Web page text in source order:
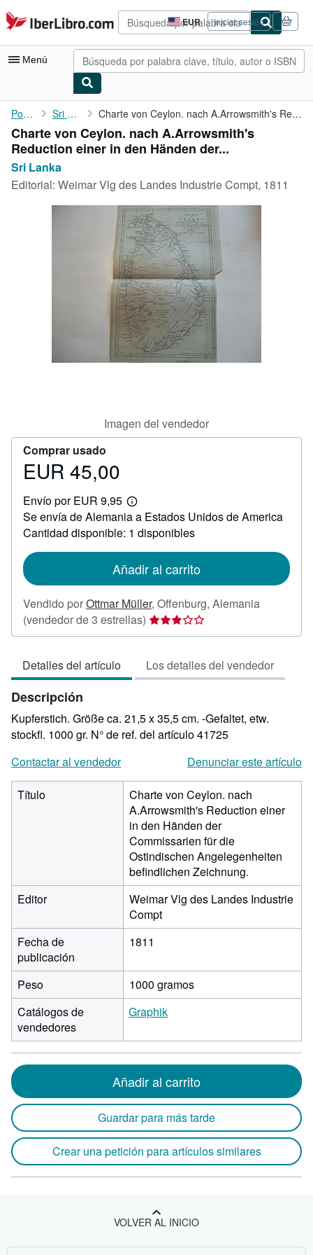
Pasar al contenido principal
IberLibro.com EUR
Preferencias
de
compra
del
Iniciar sesión
Menú
Mi cuenta
Consultar mis pedidos
Búsqueda avanzada
Colecciones
CERRAR
Portada Sri Lanka Charte von Ceylon. nach A.Arrowsmith's Reduction einer in den ...
Charte von Ceylon. nach A.Arrowsmith's
Reduction einer in den Händen der...
Sri Lanka
Editorial: Weimar Vlg des Landes Industrie Compt, 1811
Imagen del vendedor
Comprar usado
Precio
45,00
EUR 45,00
Envío por EUR 9,95
Más
información
sobre
las
envío
Se envía de Alemania a Estados Unidos de America
Cantidad disponible: 1 disponibles
Añadir al carrito
Vendido porOttmar Müller, Offenburg, Alemania
(vendedor de 3 estrellas) Calificación
del
3
de
estrellas
Detalles del artículo Los detalles del vendedor
Descripción
Kupferstich. Größe ca. 21,5 x 35,5 cm. -Gefaltet, etw.
stockfl. 1000 gr. N° de ref. del artículo 41725
Contactar al vendedor
Denunciar este artículo
Título
Charte von Ceylon. nach
A.Arrowsmith's Reduction einer
in den Händen der
Commissarien für die
Ostindischen Angelegenheiten
befindlichen Zeichnung.
Editor
Weimar Vlg des Landes Industrie
Compt
Fecha de
publicación
1811
Peso
1000 gramos
Catálogos de
vendedores
Graphik
Añadir al carrito
Guardar para más tarde
Crear una petición para artículos similares
VOLVER AL INICIO